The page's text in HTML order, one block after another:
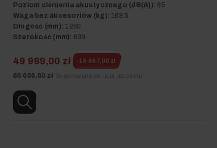
Poziom ciśnienia akustycznego (dB(A)): 65
Waga bez akcesoriów (kg): 168.5
Długość (mm): 1280
Szerokość (mm): 636
49 999,00 zł -16 667,00 zł
66 666,00 zł